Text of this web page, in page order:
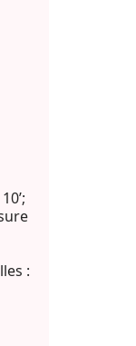
: